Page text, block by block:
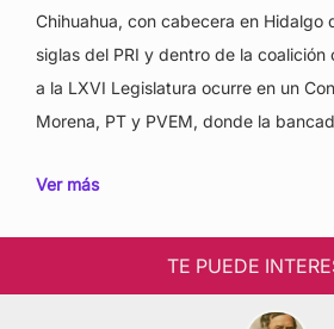
Chihuahua, con cabecera en Hidalgo
siglas del PRI y dentro de la coalición
a la LXVI Legislatura ocurre en un
Morena, PT y PVEM, donde la
Ver más
TE PUEDE